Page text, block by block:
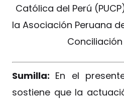
Católica del Perú
la Asociación Peruana
Conciliación
Sumilla: En el
sostiene que la